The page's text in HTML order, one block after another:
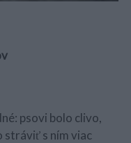
psovi bolo clivo,
stráviť s ním viac